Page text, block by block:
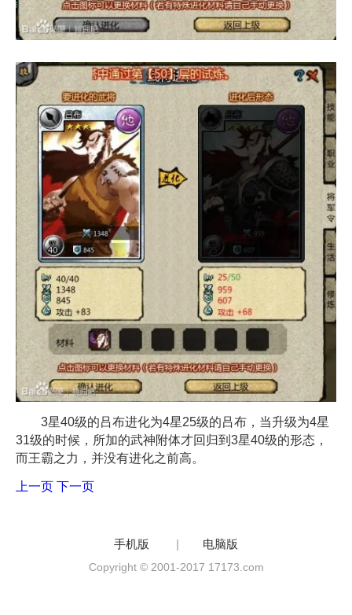
3星40级的吕布进化为4星25级的吕布，当升级为4星
31级的时候，所加的武神附体才回归到3星40级的形态，
而王霸之力，并没有进化之前高。
上一页 下一页
手机版 | 电脑版
Copyright © 2001-2017 17173.com